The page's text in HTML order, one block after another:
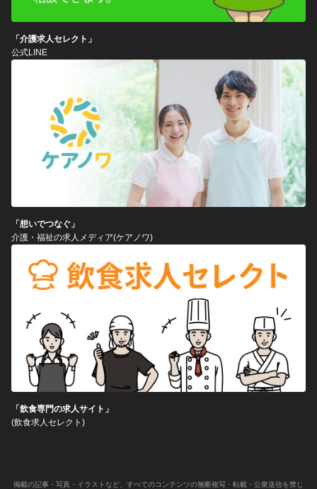
「介護求人セレクト」
公式LINE
「想いでつなぐ」
介護・福祉の求人メディア(ケアノワ)
「飲食専門の求人サイト」
(飲食求人セレクト)
掲載の記事・写真・イラストなど、すべてのコンテンツの無断複写・転載・公衆送信を禁じ